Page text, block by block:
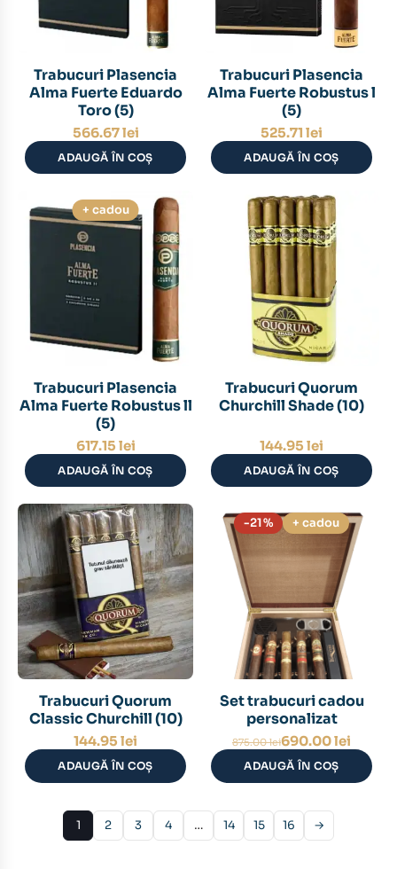
Trabucuri Plasencia
Alma Fuerte Eduardo
Toro (5)
566.67lei
ADAUGĂ ÎN COȘ
Trabucuri Plasencia
Alma Fuerte Robustus l
(5)
525.71 lei
ADAUGĂ ÎN COȘ
+ cadou
Trabucuri Plasencia
Alma Fuerte Robustus ll
(5)
617.15 lei
ADAUGĂ ÎN COȘ
Trabucuri Quorum
Churchill Shade (10)
144.95 lei
ADAUGĂ ÎN COȘ
Trabucuri Quorum
Classic Churchill (10)
144.95 lei
ADAUGĂ ÎN COȘ
-21% + cadou
Set trabucuri cadou
personalizat
875.00lei
Prețul
inițial
a
fost:
690.00lei
Prețul
curent
este:
690.00 lei.
ADAUGĂ ÎN COȘ
1 2 3 4 … 14 15 16 →